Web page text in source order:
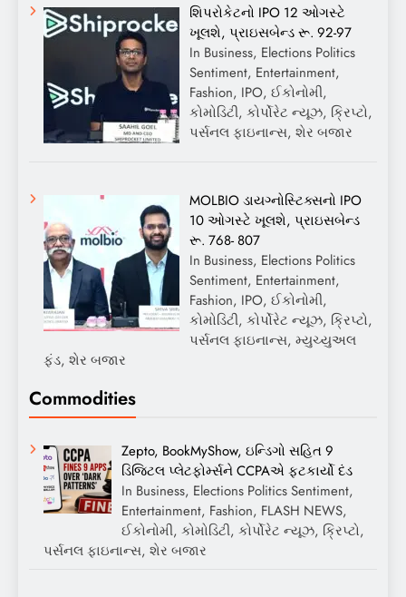
શિપરોકેટનો IPO 12 ઓગસ્ટે
ખૂલશે, પ્રાઇસબેન્ડ રૂ. 92-97
In Business, Elections Politics
Sentiment, Entertainment,
Fashion, IPO, ઈકોનોમી,
કોમોડિટી, કોર્પોરેટ ન્યૂઝ, ક્રિપ્ટો,
પર્સનલ ફાઇનાન્સ, શેર બજાર
MOLBIO ડાયગ્નોસ્ટિક્સનો IPO
10 ઓગસ્ટે ખૂલશે, પ્રાઇસબેન્ડ
રૂ. 768- 807
In Business, Elections Politics
Sentiment, Entertainment,
Fashion, IPO, ઈકોનોમી,
કોમોડિટી, કોર્પોરેટ ન્યૂઝ, ક્રિપ્ટો,
પર્સનલ ફાઇનાન્સ, મ્યુચ્યુઅલ
ફંડ, શેર બજાર
Commodities
Zepto, BookMyShow, ઇન્ડિગો સહિત 9
ડિજિટલ પ્લેટફોર્મ્સને CCPAએ ફટકાર્યો દંડ
In Business, Elections Politics Sentiment,
Entertainment, Fashion, FLASH NEWS,
ઈકોનોમી, કોમોડિટી, કોર્પોરેટ ન્યૂઝ, ક્રિપ્ટો,
પર્સનલ ફાઇનાન્સ, શેર બજાર